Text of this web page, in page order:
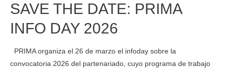
SAVE THE DATE: PRIMA
INFO DAY 2026
PRIMA organiza el 26 de marzo el infoday sobre la
convocatoria 2026 del partenariado, cuyo programa de trabajo